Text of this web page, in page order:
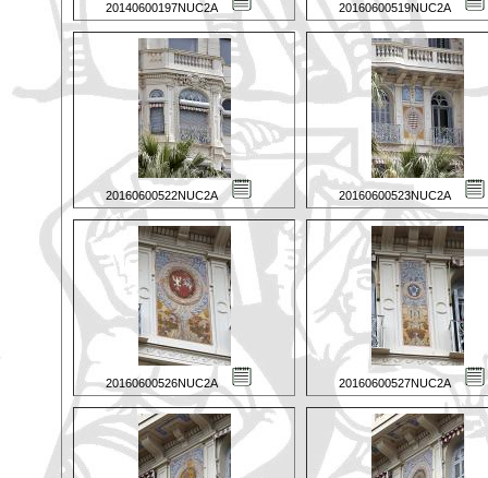
20140600197NUC2A 20160600519NUC2A
20160600522NUC2A 20160600523NUC2A
20160600526NUC2A 20160600527NUC2A